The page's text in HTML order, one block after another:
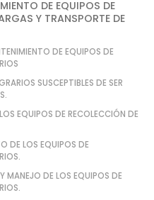
DE EQUIPOS DE
Y TRANSPORTE DE
DE EQUIPOS DE
SUSCEPTIBLES DE SER
EQUIPOS DE RECOLECCIÓN DE
DE LOS EQUIPOS DE
DE LOS EQUIPOS DE